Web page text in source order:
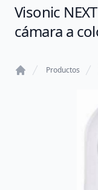
Visonic
cámara a
Productos